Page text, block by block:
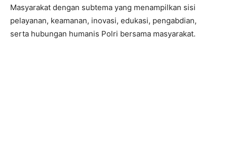
Masyarakat dengan subtema yang menampilkan sisi
pelayanan, keamanan, inovasi, edukasi, pengabdian,
serta hubungan humanis Polri bersama masyarakat.